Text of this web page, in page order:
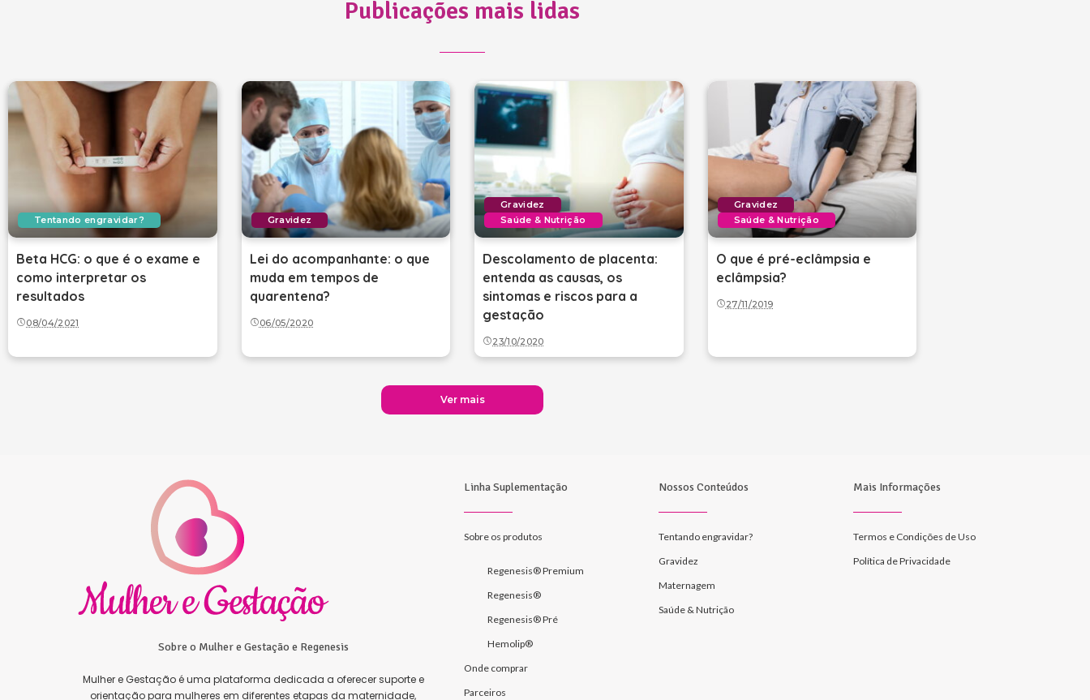
Publicações mais lidas
Tentando engravidar?
Beta HCG: o que é o exame e
como interpretar os
resultados
08/04/2021
Gravidez
Lei do acompanhante: o que
muda em tempos de
quarentena?
06/05/2020
Gravidez
Saúde & Nutrição
Descolamento de placenta:
entenda as causas, os
sintomas e riscos para a
gestação
23/10/2020
Gravidez
Saúde & Nutrição
O que é pré-eclâmpsia e
eclâmpsia?
27/11/2019
Ver mais
Sobre o Mulher e Gestação e Regenesis
Mulher e Gestação é uma plataforma dedicada a oferecer suporte e
orientação para mulheres em diferentes etapas da maternidade,
Linha Suplementação
Sobre os produtos
Regenesis® Premium
Regenesis®
Regenesis® Pré
Hemolip®
Onde comprar
Parceiros
Nossos Conteúdos
Tentando engravidar?
Gravidez
Maternagem
Saúde & Nutrição
Mais Informações
Termos e Condições de Uso
Política de Privacidade